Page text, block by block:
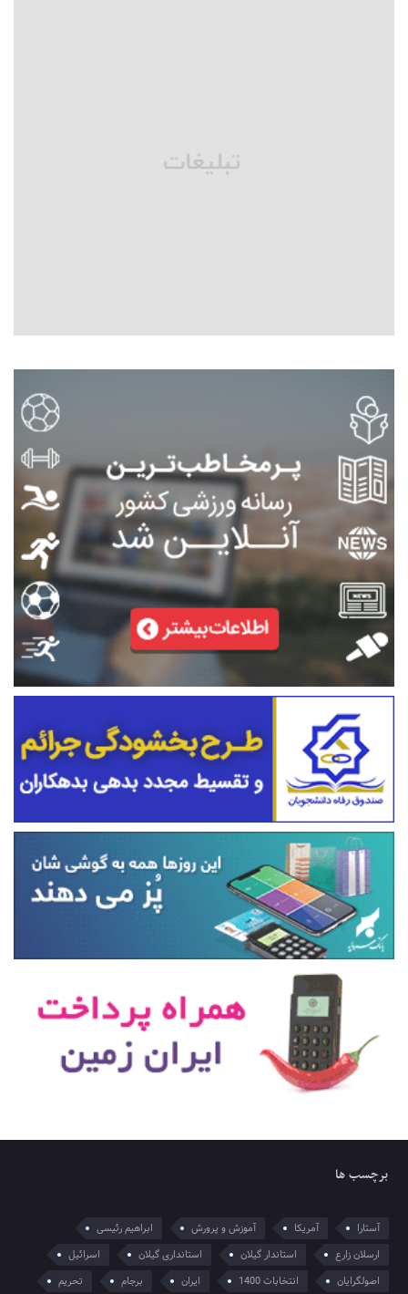
برچسب ها
آستارا آمریکا آموزش و پرورش
ابراهیم رئیسی
ارسلان زارع
استاندار گیلان استانداری گیلان
اسرائیل
اصولگرایان
انتخابات 1400 ایران برجام تحریم